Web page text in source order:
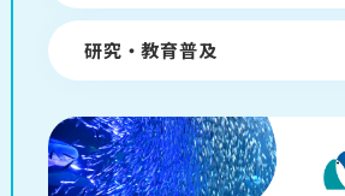
研究・教育普及